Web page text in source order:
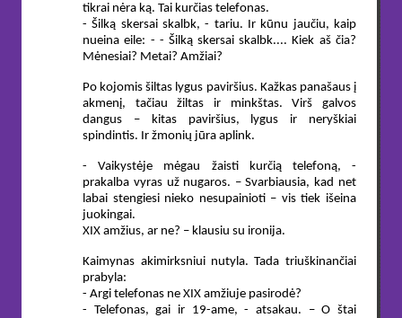
tikrai nėra ką. Tai kurčias telefonas.
- Šilką skersai skalbk, - tariu. Ir kūnu jaučiu, kaip
nueina eile: - - Šilką skersai skalbk.... Kiek aš čia?
Mėnesiai? Metai? Amžiai?
Po kojomis šiltas lygus paviršius. Kažkas panašaus į
akmenį, tačiau žiltas ir minkštas. Virš galvos
dangus – kitas paviršius, lygus ir neryškiai
spindintis. Ir žmonių jūra aplink.
- Vaikystėje mėgau žaisti kurčią telefoną, -
prakalba vyras už nugaros. – Svarbiausia, kad net
labai stengiesi nieko nesupainioti – vis tiek išeina
juokingai.
XIX amžius, ar ne? – klausiu su ironija.
Kaimynas akimirksniui nutyla. Tada triuškinančiai
prabyla:
- Argi telefonas ne XIX amžiuje pasirodė?
- Telefonas, gai ir 19-ame, - atsakau. – O štai